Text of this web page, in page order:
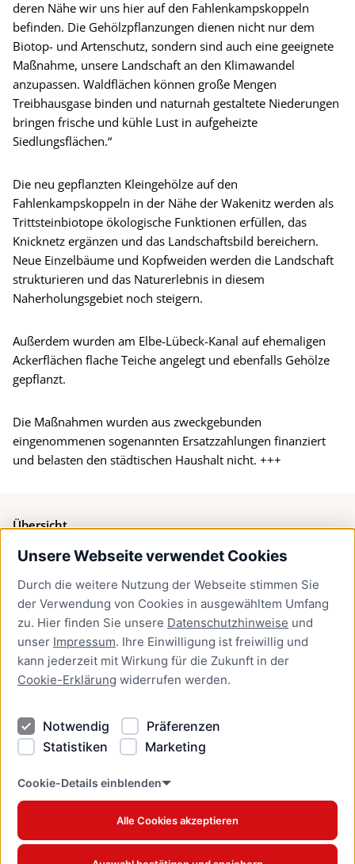
Unsere Webseite verwendet Cookies
Durch die weitere Nutzung der Webseite stimmen Sie
der Verwendung von Cookies in ausgewähltem Umfang
zu. Hier finden Sie unsere Datenschutzhinweise und
unser Impressum. Ihre Einwilligung ist freiwillig und
kann jederzeit mit Wirkung für die Zukunft in der
Cookie-Erklärung widerrufen werden.
Notwendig
Präferenzen
Statistiken
Marketing
Cookie-Details einblenden
Alle Cookies akzeptieren
deren Nähe wir uns hier auf den Fahlenkampskoppeln
befinden. Die Gehölzpflanzungen dienen nicht nur dem
Biotop- und Artenschutz, sondern sind auch eine geeignete
Maßnahme, unsere Landschaft an den Klimawandel
anzupassen. Waldflächen können große Mengen
Treibhausgase binden und naturnah gestaltete Niederungen
bringen frische und kühle Lust in aufgeheizte
Siedlungsflächen.“
Die neu gepflanzten Kleingehölze auf den
Fahlenkampskoppeln in der Nähe der Wakenitz werden als
Trittsteinbiotope ökologische Funktionen erfüllen, das
Knicknetz ergänzen und das Landschaftsbild bereichern.
Neue Einzelbäume und Kopfweiden werden die Landschaft
strukturieren und das Naturerlebnis in diesem
Naherholungsgebiet noch steigern.
Außerdem wurden am Elbe-Lübeck-Kanal auf ehemaligen
Ackerflächen flache Teiche angelegt und ebenfalls Gehölze
gepflanzt.
Die Maßnahmen wurden aus zweckgebunden
eingenommenen sogenannten Ersatzzahlungen finanziert
und belasten den städtischen Haushalt nicht. +++
Übersicht
Bürgerservice
Presse
Newsletter Lübeck:kompakt
Kontakt
Kontakt
Datenschutzhinweise
Barrierefreiheit
Cookie Erklärung
www.luebeck.de